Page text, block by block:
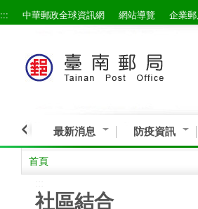
跳到主要內容區塊
::: 中華郵政全球資訊網 網站導覽 企業
最新消息 防疫資訊
首頁
社區結合